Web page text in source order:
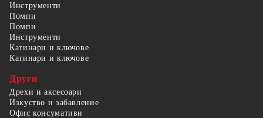
Инструменти
Помпи
Помпи
Инструменти
Катинари и ключове
Катинари и ключове
Други
Дрехи и аксесоари
Изкуство и забавление
Офис консумативи